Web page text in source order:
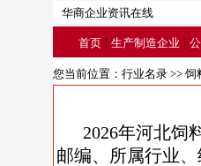
华商企业资讯在线
首页 | 生产制造企业 |
您当前位置： 行业名录 >> 饲
2026年河北饲
邮编、所属行业